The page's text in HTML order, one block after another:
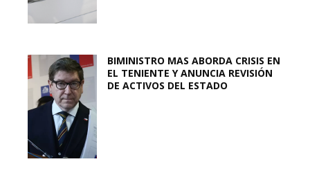
BIMINISTRO MAS ABORDA CRISIS EN
EL TENIENTE Y ANUNCIA REVISIÓN
DE ACTIVOS DEL ESTADO